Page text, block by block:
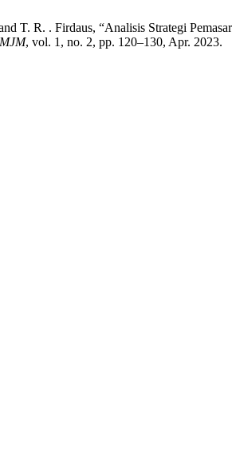
T. R. . Firdaus, “Analisis Strategi
, vol. 1, no. 2, pp. 120–130, Apr. 2023.